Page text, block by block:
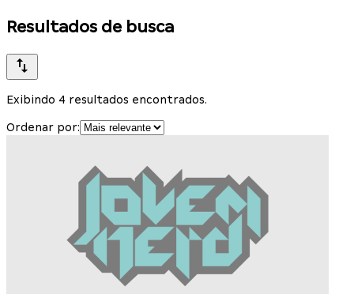
Resultados de busca
Exibindo 4 resultados encontrados.
Ordenar por: